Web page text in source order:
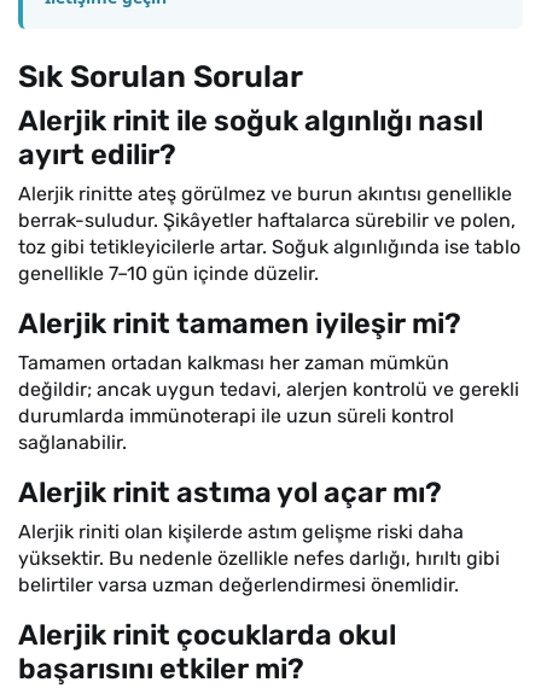
Sık Sorulan Sorular
Alerjik rinit ile soğuk algınlığı nasıl
ayırt edilir?
Alerjik rinitte ateş görülmez ve burun akıntısı genellikle
berrak-suludur. Şikâyetler haftalarca sürebilir ve polen,
toz gibi tetikleyicilerle artar. Soğuk algınlığında ise tablo
genellikle 7–10 gün içinde düzelir.
Alerjik rinit tamamen iyileşir mi?
Tamamen ortadan kalkması her zaman mümkün
değildir; ancak uygun tedavi, alerjen kontrolü ve gerekli
durumlarda immünoterapi ile uzun süreli kontrol
sağlanabilir.
Alerjik rinit astıma yol açar mı?
Alerjik riniti olan kişilerde astım gelişme riski daha
yüksektir. Bu nedenle özellikle nefes darlığı, hırıltı gibi
belirtiler varsa uzman değerlendirmesi önemlidir.
Alerjik rinit çocuklarda okul
başarısını etkiler mi?